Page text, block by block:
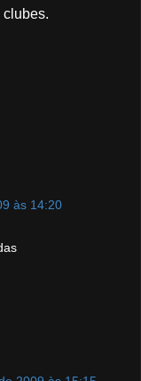
clubes.
às 14:20